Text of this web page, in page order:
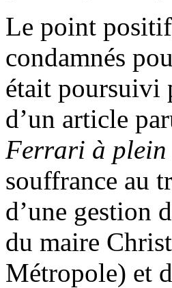
Le point
condamnés
était poursuivi
d’un article
Ferrari à plein
souffrance au
d’une gestion
du maire
Métropole) et